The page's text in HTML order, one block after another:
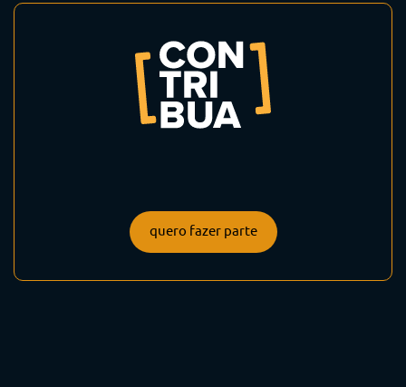
quero fazer parte